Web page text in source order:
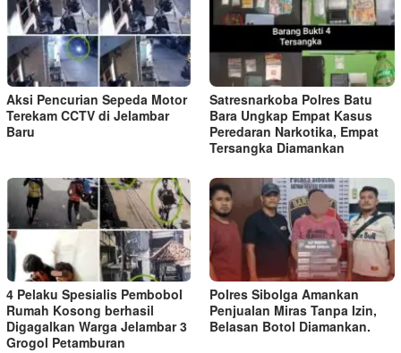
Aksi Pencurian Sepeda Motor
Terekam CCTV di Jelambar
Baru
Satresnarkoba Polres Batu
Bara Ungkap Empat Kasus
Peredaran Narkotika, Empat
Tersangka Diamankan
4 Pelaku Spesialis Pembobol
Rumah Kosong berhasil
Digagalkan Warga Jelambar 3
Grogol Petamburan
Polres Sibolga Amankan
Penjualan Miras Tanpa Izin,
Belasan Botol Diamankan.